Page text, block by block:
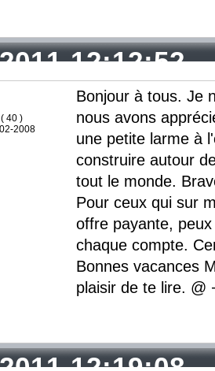
12:12:52
40 )
2008
Bonjour à tous. Je
nous avons
une petite larme à
construire autour
tout le monde.
Pour ceux qui sur
offre payante,
chaque compte.
Bonnes vacances
plaisir de te lire. @